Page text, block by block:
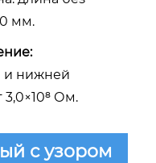
мм.
и нижней
Ом.
с узором